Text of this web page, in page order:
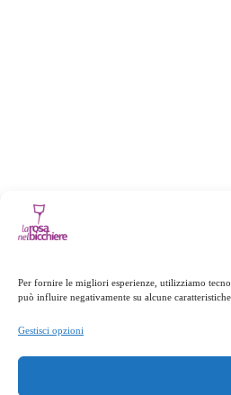
Per fornire le migliori esperienze, utilizziamo
può influire negativamente su alcune
Gestisci opzioni